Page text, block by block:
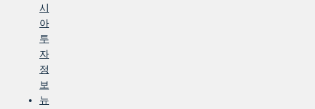
시
아
투
자
정
보
뉴